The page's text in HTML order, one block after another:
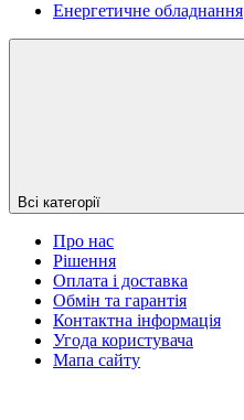
Енергетичне обладнання
Всі категорії
Про нас
Рішення
Оплата і доставка
Обмін та гарантія
Контактна інформація
Угода користувача
Мапа сайту